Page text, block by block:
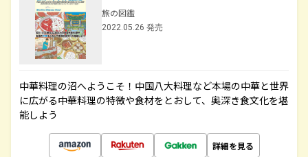
旅の図鑑
2022.05.26 発売
中華料理の沼へようこそ！中国八大料理など本場の中華と世界
に広がる中華料理の特徴や食材をとおして、奥深き食文化を堪
能しよう
詳細を見る